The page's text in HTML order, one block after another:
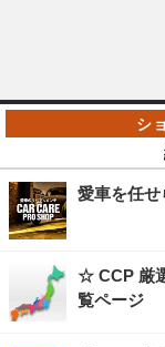
愛車を任せ
☆ CCP 厳
覧ページ